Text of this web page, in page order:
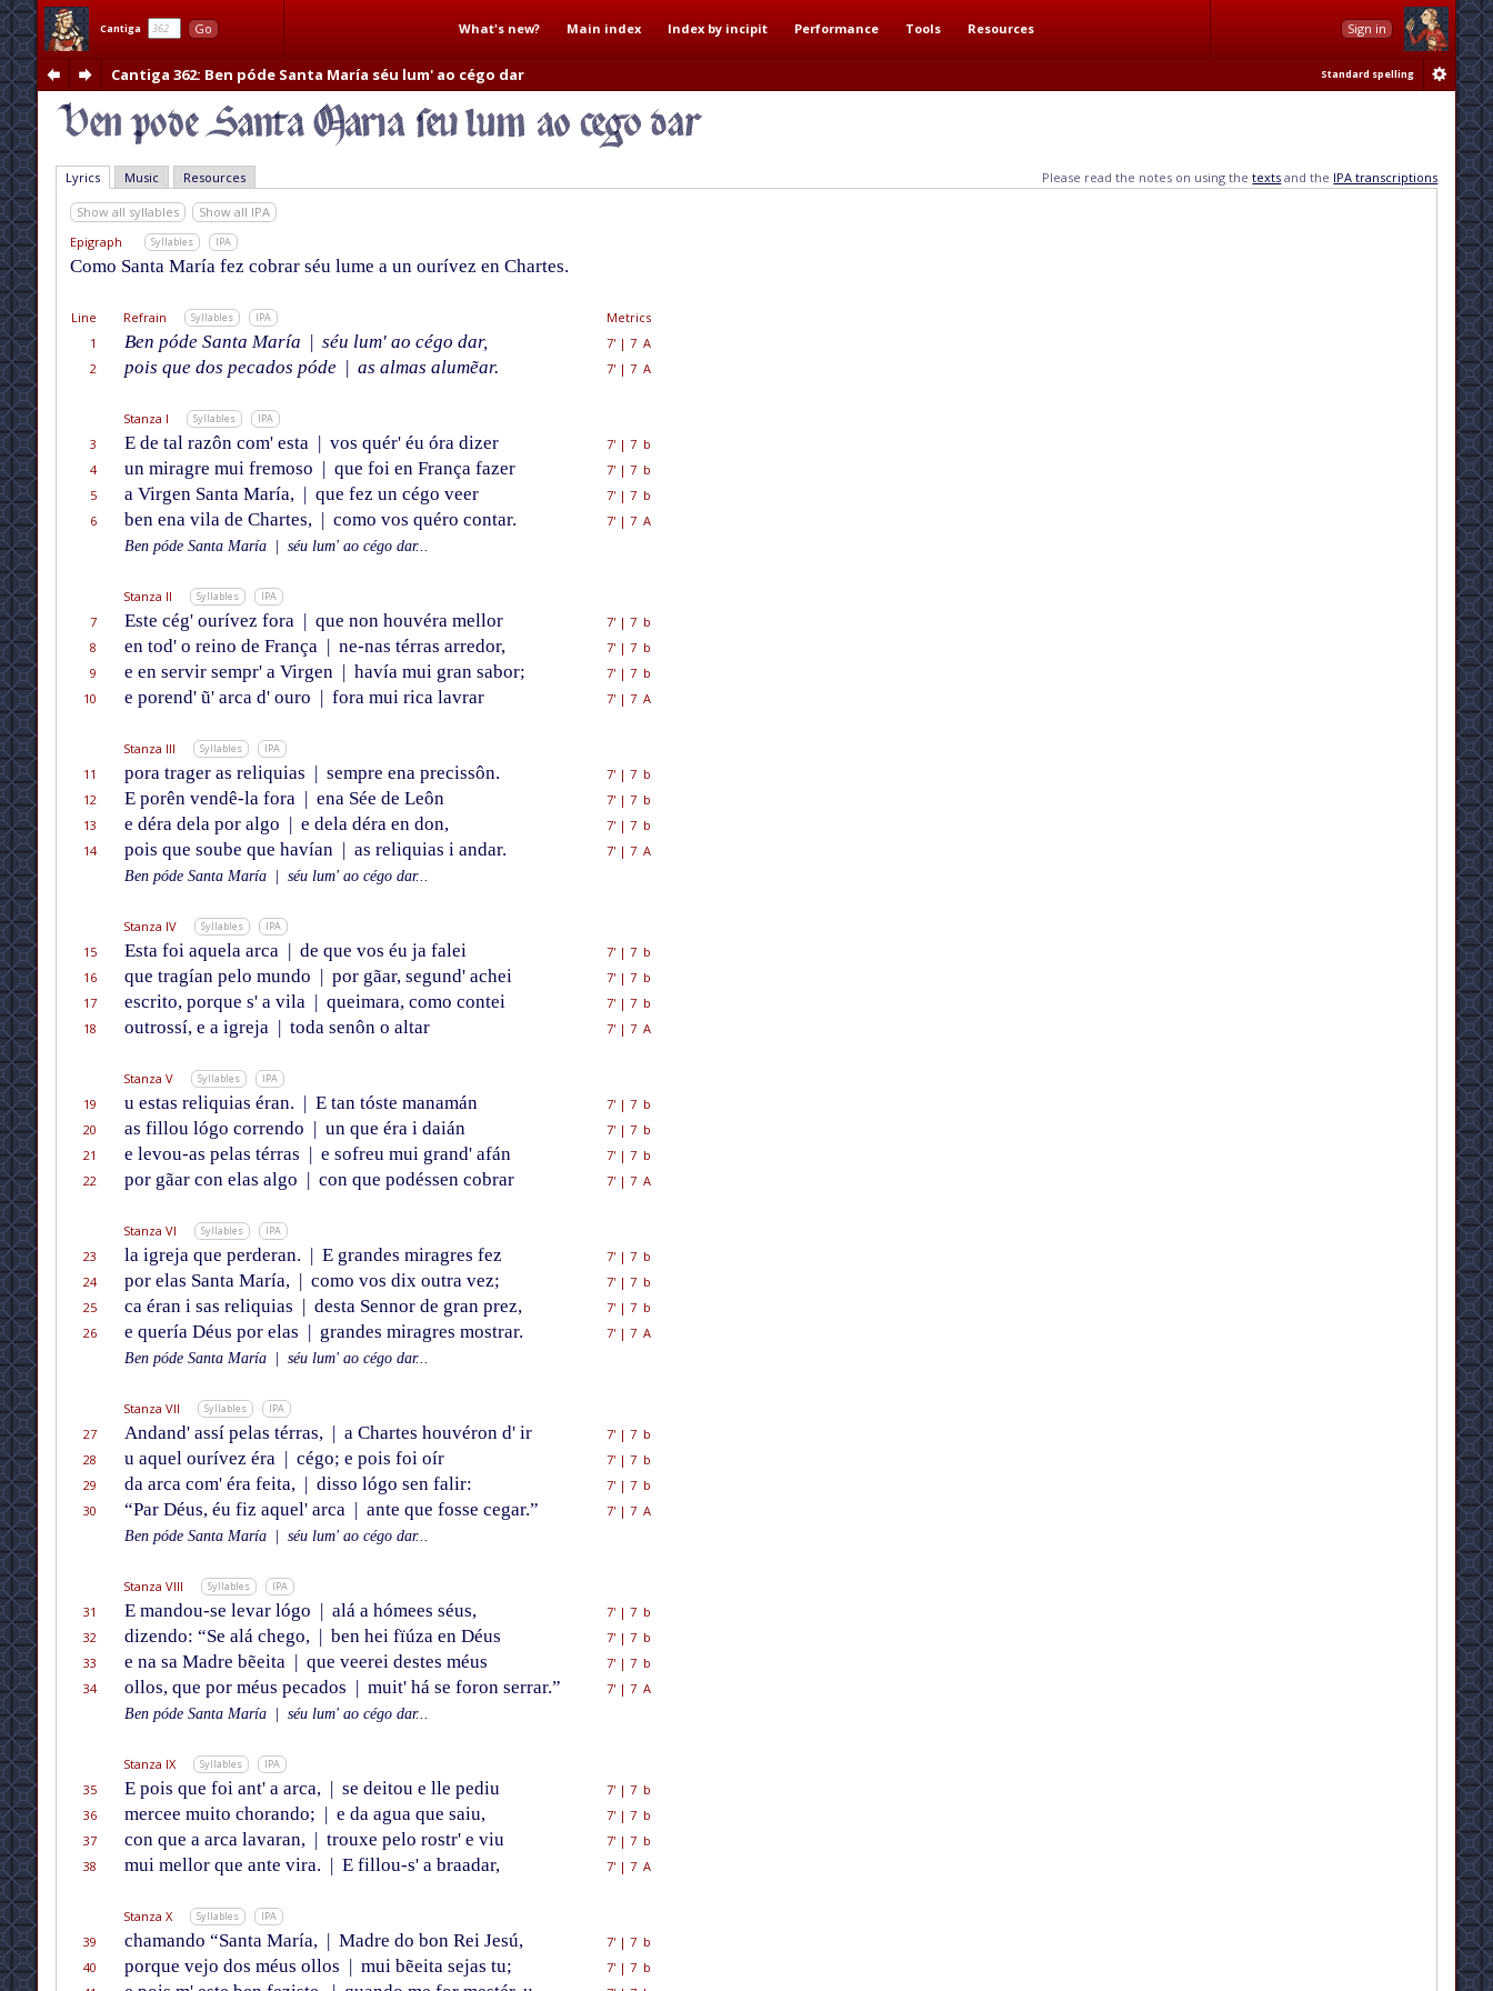
Cantiga Go What's new? Main index Index by incipit Performance Tools Resources Sign in
Cantiga 362: Ben póde Santa María séu lum' ao cégo dar Standard spelling
Lyrics Music Resources Please read the notes on using thetexts and the IPA transcriptions
Show all syllables
Show all IPA
Epigraph
Syllables IPA
Como Santa María fez cobrar séu lume a un ourívez en Chartes.
Line Refrain Syllables IPA
Metrics
1
Ben póde Santa María | séu lum' ao cégo dar, 7'| 7 A
2
pois que dos pecados póde | as almas alumẽar. 7'| 7 A
Stanza I Syllables IPA
3 E de tal razôn com' esta | vos quér' éu óra dizer 7'| 7 b
4
un miragre mui fremoso | que foi en França fazer 7'| 7 b
5
a Virgen Santa María, | que fez un cégo veer 7'| 7 b
6
ben ena vila de Chartes, | como vos quéro contar. 7'| 7 A
Ben póde Santa María
séu lum' ao cégo dar...
Stanza II Syllables IPA
7 Este cég' ourívez fora | que non houvéra mellor 7'| 7 b
8
en tod' o reino de França | ne-nas térras arredor, 7'| 7 b
9
e en servir sempr' a Virgen | havía mui gran sabor; 7'| 7 b
10
e porend' ũ' arca d' ouro | fora mui rica lavrar 7'| 7 A
Stanza III Syllables IPA
11 pora trager as reliquias | sempre ena precissôn. 7'| 7 b
12
E porên vendê-la fora | ena Sée de Leôn 7'| 7 b
13
e déra dela por algo | e dela déra en don, 7'| 7 b
14
pois que soube que havían | as reliquias i andar. 7'| 7 A
Ben póde Santa María
séu lum' ao cégo dar...
Stanza IV Syllables IPA
15 Esta foi aquela arca | de que vos éu ja falei 7'| 7 b
16
que tragían pelo mundo | por gãar, segund' achei 7'| 7 b
17
escrito, porque s' a vila | queimara, como contei 7'| 7 b
18
outrossí, e a igreja | toda senôn o altar 7'| 7 A
Stanza V Syllables IPA
19 u estas reliquias éran. | E tan tóste manamán 7'| 7 b
20
as fillou lógo correndo | un que éra i daián 7'| 7 b
21
e levou-as pelas térras | e sofreu mui grand' afán 7'| 7 b
22
por gãar con elas algo | con que podéssen cobrar 7'| 7 A
Stanza VI Syllables IPA
23 la igreja que perderan. | E grandes miragres fez 7'| 7 b
24
por elas Santa María, | como vos dix outra vez; 7'| 7 b
25
ca éran i sas reliquias | desta Sennor de gran prez, 7'| 7 b
26
e quería Déus por elas | grandes miragres mostrar. 7'| 7 A
Ben póde Santa María
séu lum' ao cégo dar...
Stanza VII Syllables IPA
27 Andand' assí pelas térras, | a Chartes houvéron d' ir 7'| 7 b
28
u aquel ourívez éra | cégo; e pois foi oír 7'| 7 b
29
da arca com' éra feita, | disso lógo sen falir: 7'| 7 b
30
“Par Déus, éu fiz aquel' arca | ante que fosse cegar.” 7'| 7 A
Ben póde Santa María
séu lum' ao cégo dar...
Stanza VIII Syllables IPA
31 E mandou-se levar lógo | alá a hómees séus, 7'| 7 b
32
dizendo: “Se alá chego, | ben hei fïúza en Déus 7'| 7 b
33
e na sa Madre bẽeita | que veerei destes méus 7'| 7 b
34
ollos, que por méus pecados | muit' há se foron serrar.” 7'| 7 A
Ben póde Santa María
séu lum' ao cégo dar...
Stanza IX Syllables IPA
35 E pois que foi ant' a arca, | se deitou e lle pediu 7'| 7 b
36
mercee muito chorando; | e da agua que saiu, 7'| 7 b
37
con que a arca lavaran, | trouxe pelo rostr' e viu 7'| 7 b
38
mui mellor que ante vira. | E fillou-s' a braadar, 7'| 7 A
Stanza X Syllables IPA
39 chamando “Santa María, | Madre do bon Rei Jesú, 7'| 7 b
40
porque vejo dos méus ollos | mui bẽeita sejas tu; 7'| 7 b